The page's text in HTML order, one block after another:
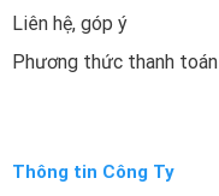
Liên hệ, góp ý
Phương thức thanh toán
Thông tin Công Ty